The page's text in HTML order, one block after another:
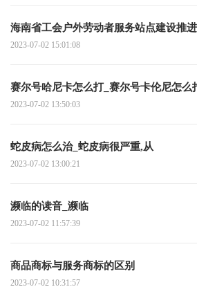
海南省工会户外劳动者服务站点建设推
2023-07-02 15:01:08
赛尔号哈尼卡怎么打_赛尔号卡伦尼怎么
2023-07-02 13:50:03
蛇皮病怎么治_蛇皮病很严重,从
2023-07-02 13:00:21
濒临的读音_濒临
2023-07-02 11:57:39
商品商标与服务商标的区别
2023-07-02 10:31:57